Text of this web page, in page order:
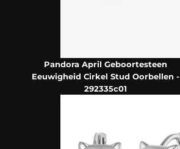
Pandora April Geboortesteen
Eeuwigheid Cirkel Stud Oorbellen -
292335c01